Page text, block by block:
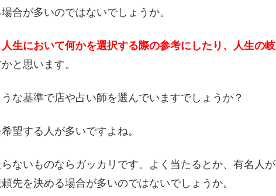
合が多いのではないでしょうか。
生において何かを選択する際の参考にしたり、人生の岐
と思います。
な基準で店や占い師を選んでいますでしょうか？
望する人が多いですよね。
ないものならガッカリです。よく当たるとか、有名人が
先を決める場合が多いのではないでしょうか。